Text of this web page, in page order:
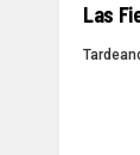
Las